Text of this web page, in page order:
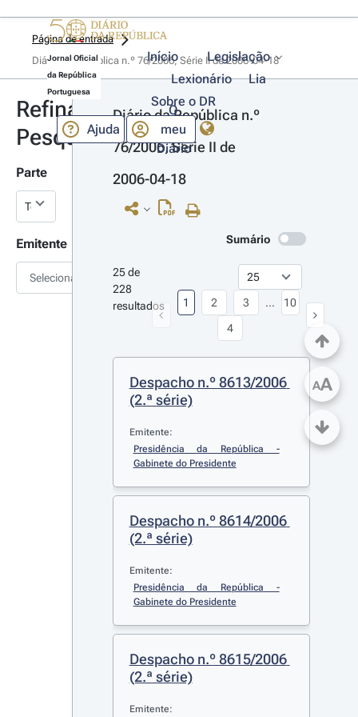
Jornal Oficial
da República
Portuguesa
Início
Legislação
Lexionário
Lia
Sobre o DR
Ajuda
O
meu
Diário
Página de entrada
Diário da República n.º 76/2006, Série II de 2006-04-18
Refinar
Pesquisa
Parte
Emitente
Selecionar
Diário da República n.º
76/2006, Série II de
2006-04-18
Sumário
25 de
228
resultados
1 2
3
4
... 10
Despacho n.º 8613/2006
(2.ª série)
Emitente:
Presidência da República -
Gabinete do Presidente
Despacho n.º 8614/2006
(2.ª série)
Emitente:
Presidência da República -
Gabinete do Presidente
Despacho n.º 8615/2006
(2.ª série)
Emitente:
AA